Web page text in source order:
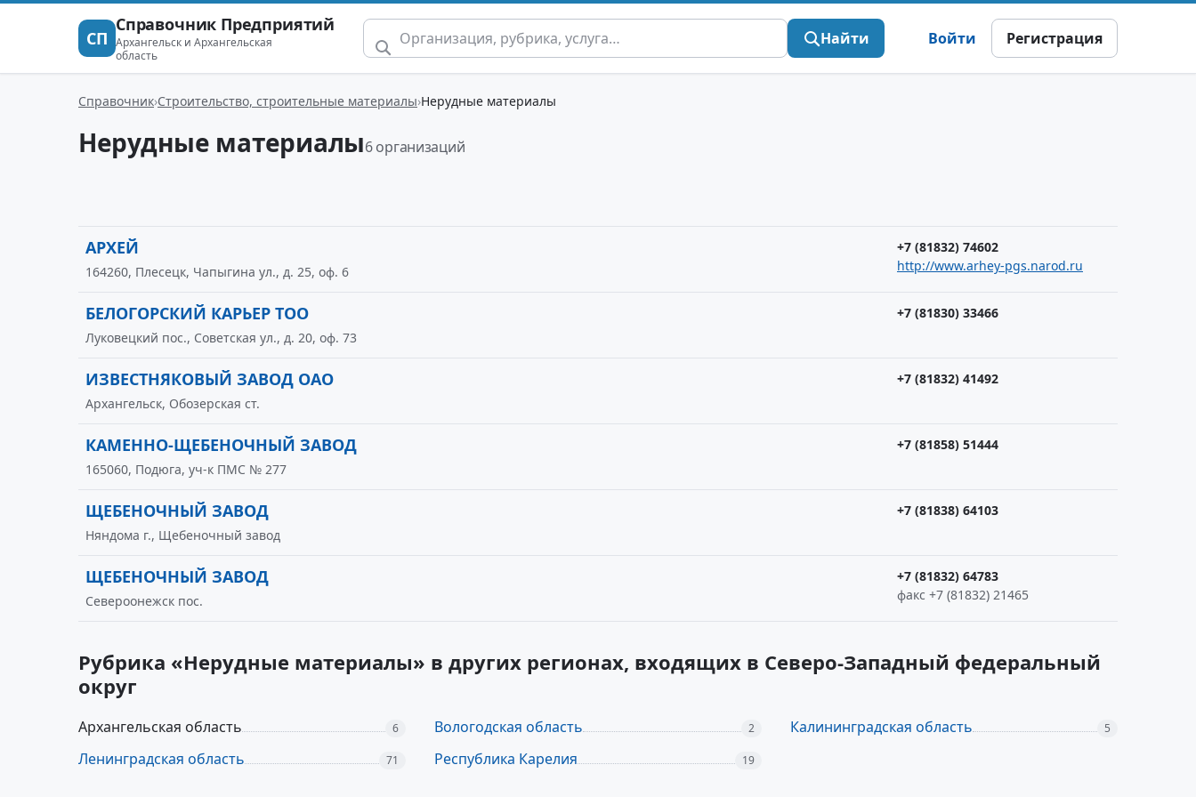
СП
Справочник Предприятий
Архангельск и Архангельская
область
Найти Войти Регистрация
Справочник Строительство, строительные материалы Нерудные материалы
Нерудные материалы6 организаций
АРХЕЙ
+7 (81832) 74602
http://www.arhey-pgs.narod.ru
164260, Плесецк, Чапыгина ул., д. 25, оф. 6
БЕЛОГОРСКИЙ КАРЬЕР ТОО
+7 (81830) 33466
Луковецкий пос., Советская ул., д. 20, оф. 73
ИЗВЕСТНЯКОВЫЙ ЗАВОД ОАО
+7 (81832) 41492
Архангельск, Обозерская ст.
КАМЕННО-ЩЕБЕНОЧНЫЙ ЗАВОД
+7 (81858) 51444
165060, Подюга, уч-к ПМС № 277
ЩЕБЕНОЧНЫЙ ЗАВОД
+7 (81838) 64103
Няндома г., Щебеночный завод
ЩЕБЕНОЧНЫЙ ЗАВОД
+7 (81832) 64783
факс +7 (81832) 21465
Североонежск пос.
Рубрика «Нерудные материалы» в других регионах, входящих в Северо-Западный федеральный
округ
Архангельская область 6 Вологодская область 2 Калининградская область 5
Ленинградская область 71 Республика Карелия 19